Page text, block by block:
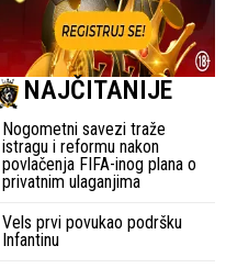
NAJČITANIJE
Nogometni savezi traže
istragu i reformu nakon
povlačenja FIFA-inog plana o
privatnim ulaganjima
Vels prvi povukao podršku
Infantinu